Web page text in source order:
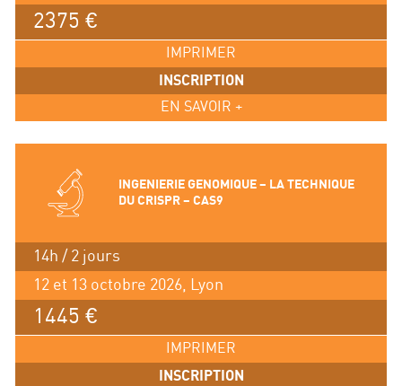
2375 €
IMPRIMER
INSCRIPTION
EN SAVOIR +
INGENIERIE GENOMIQUE – LA TECHNIQUE
DU CRISPR – CAS9
14h / 2 jours
12 et 13 octobre 2026, Lyon
1445 €
IMPRIMER
INSCRIPTION